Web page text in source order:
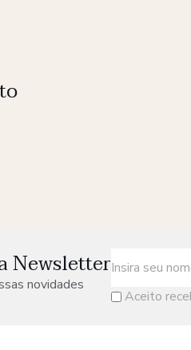
Newsletter
novidades
Aceito